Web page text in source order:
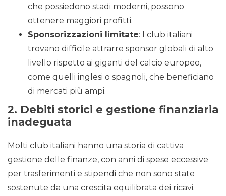
che possiedono stadi moderni, possono
ottenere maggiori profitti.
Sponsorizzazioni limitate: I club italiani
trovano difficile attrarre sponsor globali di alto
livello rispetto ai giganti del calcio europeo,
come quelli inglesi o spagnoli, che beneficiano
di mercati più ampi.
2. Debiti storici e gestione finanziaria
inadeguata
Molti club italiani hanno una storia di cattiva
gestione delle finanze, con anni di spese eccessive
per trasferimenti e stipendi che non sono state
sostenute da una crescita equilibrata dei ricavi.